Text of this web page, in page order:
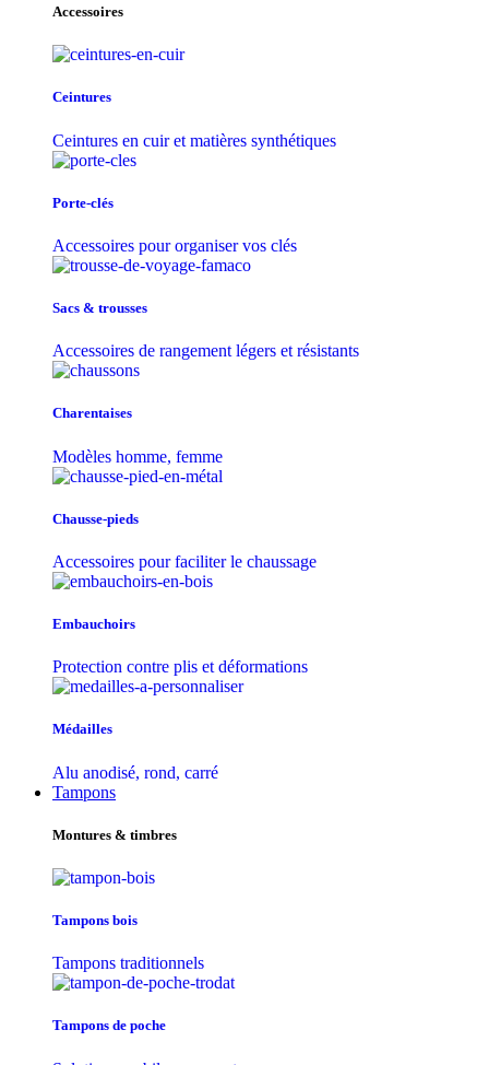
Accessoires
Ceintures
Ceintures en cuir et matières synthétiques
Porte-clés
Accessoires pour organiser vos clés
Sacs & trousse​s
Accessoires de rangement légers et résistants
Charentaises
Modèles homme, femme
Chausse-pieds
Accessoires pour faciliter le chaussage
Embauchoirs
Protection contre plis et déformations
Médailles
Alu anodisé, rond, carré
Tampons
Montures & timbres
Tampons bois
Tampons traditionnels
Tampons de poche